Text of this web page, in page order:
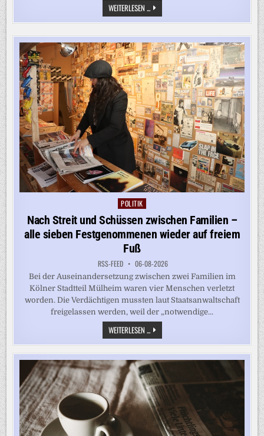
WEITERLESEN ... SONDERVERMÖGEN
–
WO
GELD
VERBAUT
WIRD
Posted
in
POLITIK
Nach Streit und Schüssen zwischen Familien –
alle sieben Festgenommenen wieder auf freiem
Fuß
RSS-FEED 06-08-2026
Bei der Auseinandersetzung zwischen zwei Familien im
Kölner Stadtteil Mülheim waren vier Menschen verletzt
worden. Die Verdächtigen mussten laut Staatsanwaltschaft
freigelassen werden, weil der „notwendige...
WEITERLESEN ...NACH
STREIT
UND
SCHÜSSEN
ZWISCHEN
FAMILIEN
–
ALLE
SIEBEN
FESTGENOMMENEN
WIEDER
AUF
FREIEM
FUSS